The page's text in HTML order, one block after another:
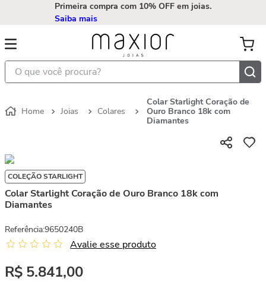
Primeira compra com 10% OFF em joias.
Saiba mais
O que você procura?
Joias Colares
Colar Starlight Coração de
Ouro Branco 18k com
Diamantes
COLEÇÃO STARLIGHT
Colar Starlight Coração de Ouro Branco 18k com
Diamantes
Referência:9650240B
Avalie esse produto
R$ 5.841,00